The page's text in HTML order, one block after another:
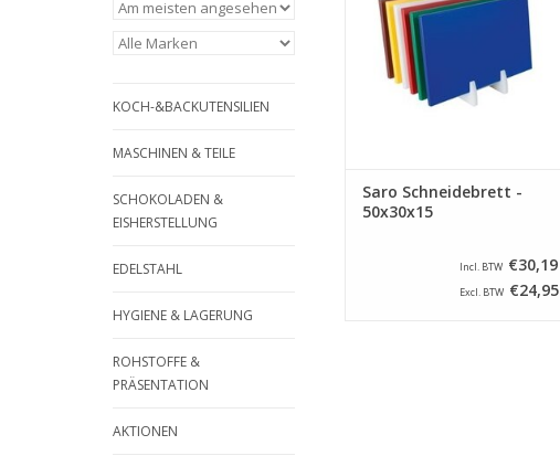
KOCH-&BACKUTENSILIEN
MASCHINEN & TEILE
SCHOKOLADEN &
EISHERSTELLUNG
EDELSTAHL
HYGIENE & LAGERUNG
ROHSTOFFE &
PRÄSENTATION
AKTIONEN
Saro Schneidebrett -
50x30x15
Incl. BTW €30,19
Excl. BTW €24,95